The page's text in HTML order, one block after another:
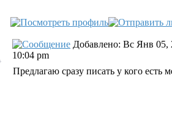
Добавлено: Вс Янв 05,
10:04 pm
Предлагаю сразу писать у кого есть